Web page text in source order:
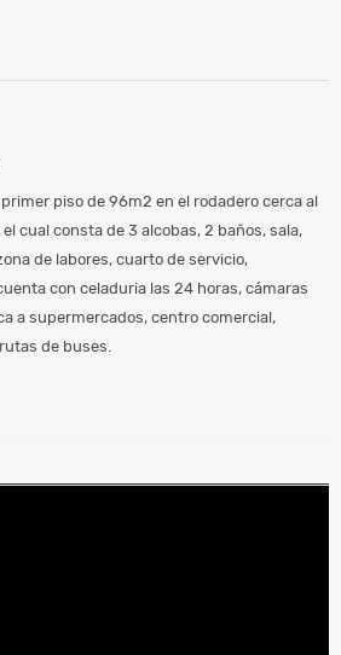
piso de 96m2 en el rodadero cerca al
cual consta de 3 alcobas, 2 baños, sala,
de labores, cuarto de servicio,
con celaduria las 24 horas, cámaras
a supermercados, centro comercial,
de buses.